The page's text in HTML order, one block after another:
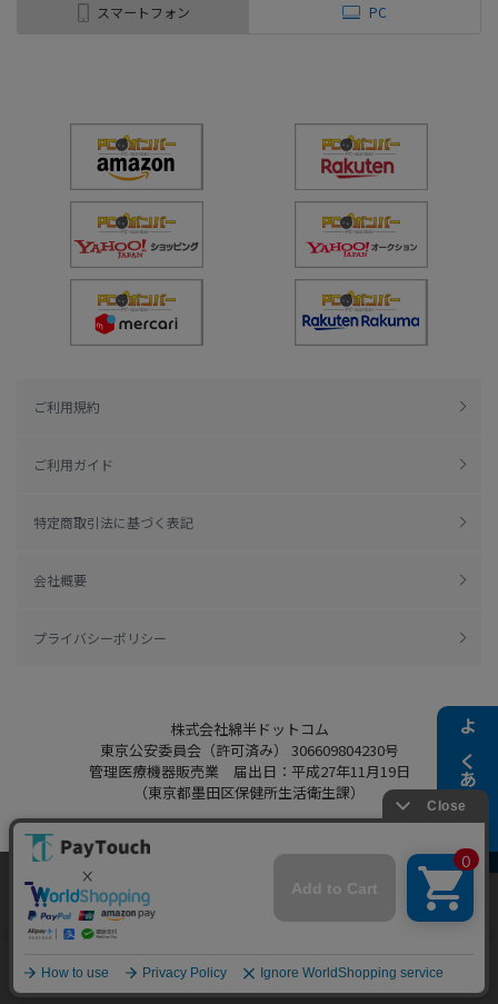
よくある質問
スマートフォン PC
ご利用規約
ご利用ガイド
特定商取引法に基づく表記
会社概要
プライバシーポリシー
株式会社綿半ドットコム
東京公安委員会（許可済み） 306609804230号
管理医療機器販売業 届出日：平成27年11月19日
（東京都墨田区保健所生活衛生課）
Copyright 2022
Powered by Watahan Partners Co., Ltd.
当ウェブサイトでは、お客様により良いサービス
をご提供するため、クッキーを利用しています。
サイト利用を継続することにより、クッキーの使
細はこちら」をご覧ください。
同意する